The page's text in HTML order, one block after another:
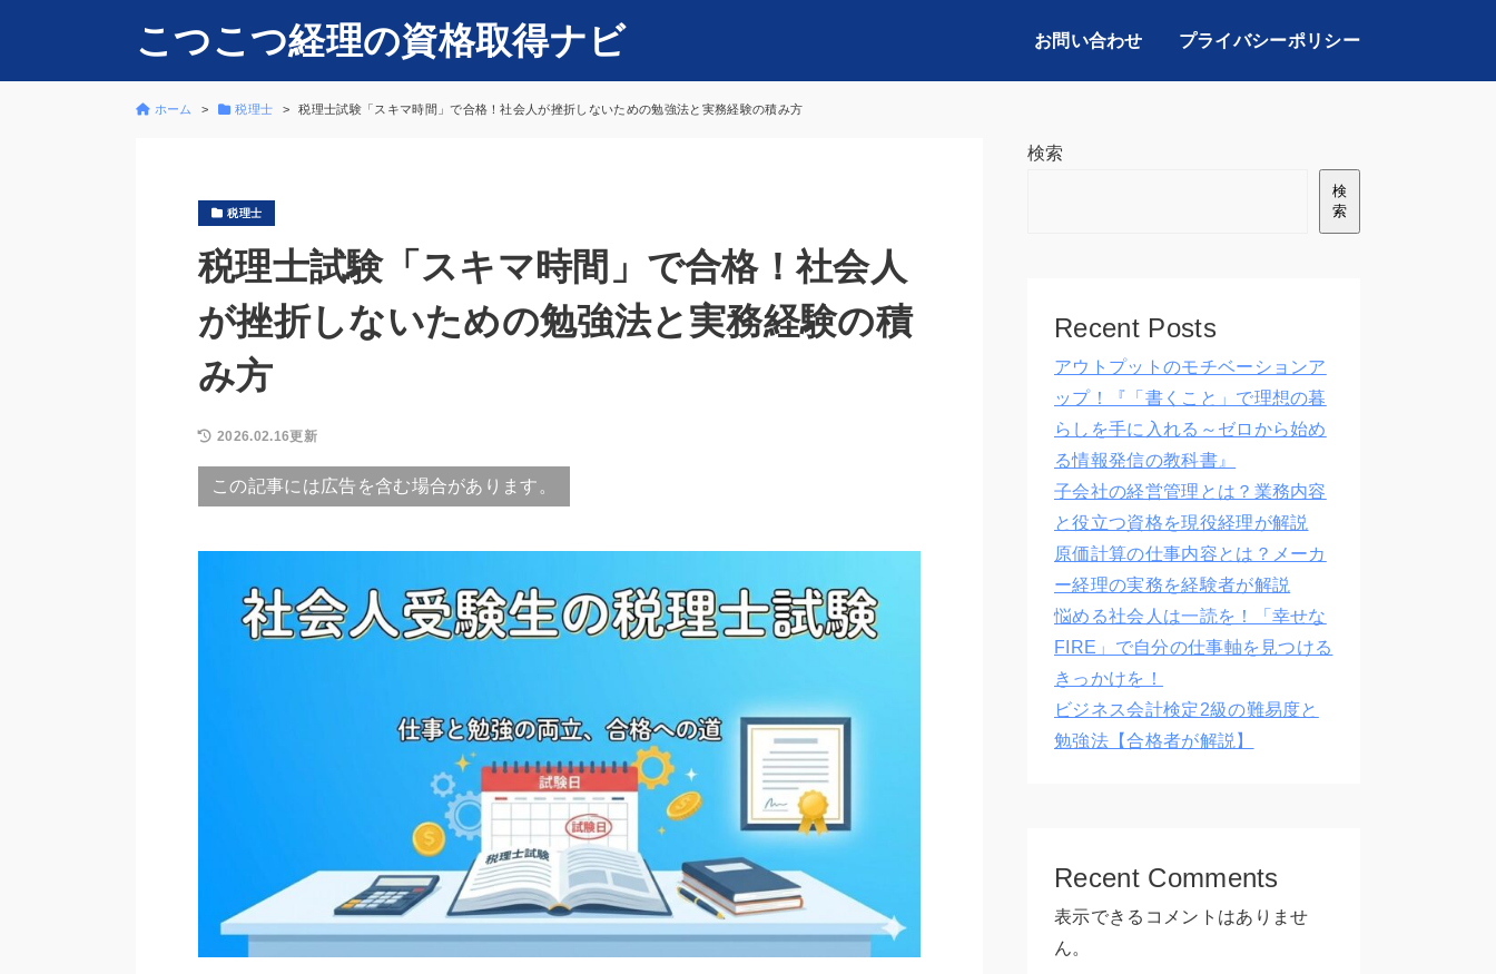
こつこつ経理の資格取得ナビ お問い合わせ プライバシーポリシー
ホーム 税理士 税理士試験「スキマ時間」で合格！社会人が挫折しないための勉強法と実務経験の積み方
税理士
税理士試験「スキマ時間」で合格！社会人
が挫折しないための勉強法と実務経験の積
み方
2026.02.16更新
この記事には広告を含む場合があります。
検索
検
索
Recent Posts
アウトプットのモチベーションア
ップ！『「書くこと」で理想の暮
らしを手に入れる～ゼロから始め
る情報発信の教科書』
子会社の経営管理とは？業務内容
と役立つ資格を現役経理が解説
原価計算の仕事内容とは？メーカ
ー経理の実務を経験者が解説
悩める社会人は一読を！「幸せな
FIRE」で自分の仕事軸を見つける
きっかけを！
ビジネス会計検定2級の難易度と
勉強法【合格者が解説】
Recent Comments
表示できるコメントはありませ
ん。